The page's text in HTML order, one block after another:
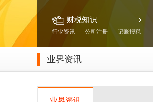
财税知识
行业资讯 公司注册 记账报税
业界资讯
业界资讯